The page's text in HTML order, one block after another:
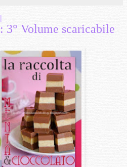
Volume scaricabile